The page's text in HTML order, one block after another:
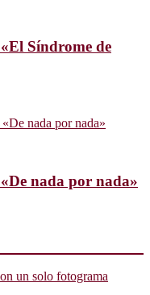
Síndrome de
nada por nada»